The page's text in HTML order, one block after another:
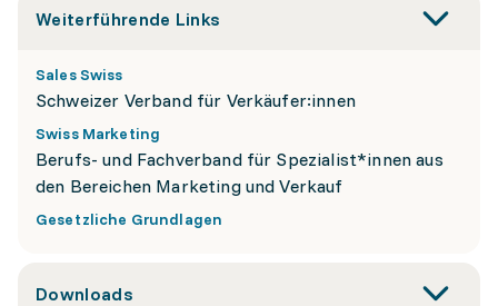
Weiterführende Links
Sales Swiss
Schweizer Verband für Verkäufer:innen
Swiss Marketing
Berufs- und Fachverband für Spezialist*innen aus
den Bereichen Marketing und Verkauf
Gesetzliche Grundlagen
Downloads